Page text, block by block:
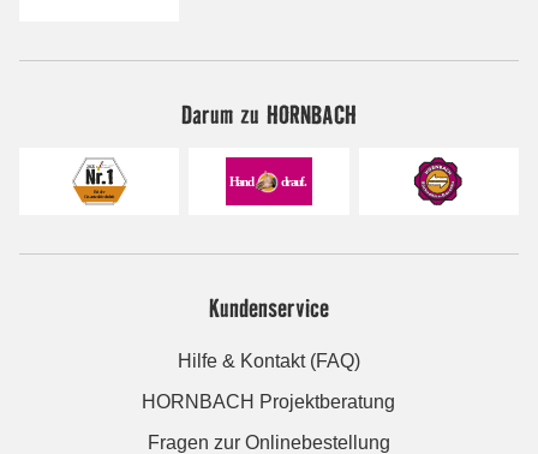
Darum zu HORNBACH
Kundenservice
Hilfe & Kontakt (FAQ)
HORNBACH Projektberatung
Fragen zur Onlinebestellung